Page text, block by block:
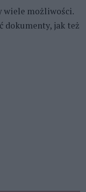
wiele możliwości.
dokumenty, jak też